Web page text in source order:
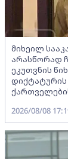
მიხეილ
არასწორად
ეკუთვნის
დიქტატურის
2026/08/08